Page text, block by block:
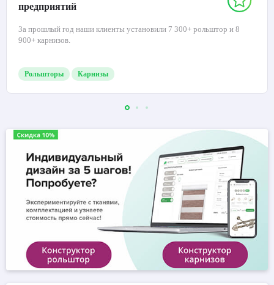
предприятий
За прошлый год наши клиенты установили 7 300+ рольштор и 8
900+ карнизов.
Рольшторы Карнизы